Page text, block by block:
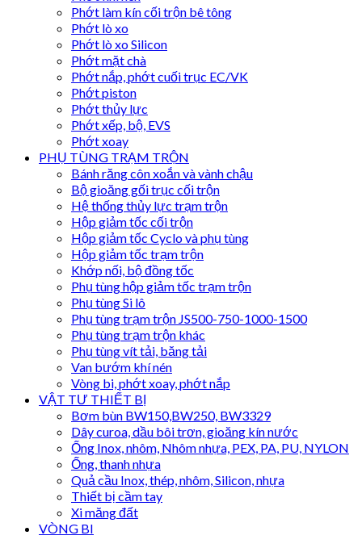
Phớt làm kín cối trộn bê tông
Phớt lò xo
Phớt lò xo Silicon
Phớt mặt chà
Phớt nắp, phớt cuối trục EC/VK
Phớt piston
Phớt thủy lực
Phớt xếp, bộ, EVS
Phớt xoay
PHỤ TÙNG TRẠM TRỘN
Bánh răng côn xoắn và vành chậu
Bộ gioăng gối trục cối trộn
Hệ thống thủy lực trạm trộn
Hộp giảm tốc cối trộn
Hộp giảm tốc Cyclo và phụ tùng
Hộp giảm tốc trạm trộn
Khớp nối, bộ đồng tốc
Phụ tùng hộp giảm tốc trạm trộn
Phụ tùng Si lô
Phụ tùng trạm trộn JS500-750-1000-1500
Phụ tùng trạm trộn khác
Phụ tùng vít tải, băng tải
Van bướm khí nén
Vòng bi, phớt xoay, phớt nắp
VẬT TƯ THIẾT BỊ
Bơm bùn BW150,BW250, BW3329
Dây curoa, dầu bôi trơn, gioăng kín nước
Ống Inox, nhôm, Nhôm nhựa, PEX, PA, PU, NYLON
Ống, thanh nhựa
Quả cầu Inox, thép, nhôm, Silicon, nhựa
Thiết bị cầm tay
Xi măng đất
VÒNG BI